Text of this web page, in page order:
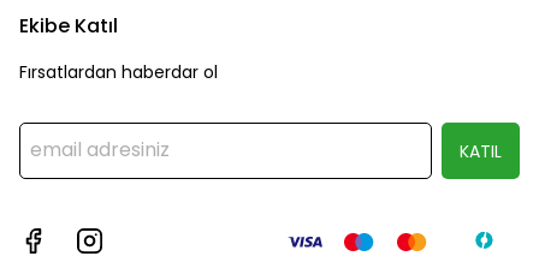
Ekibe Katıl
Fırsatlardan haberdar ol
KATIL